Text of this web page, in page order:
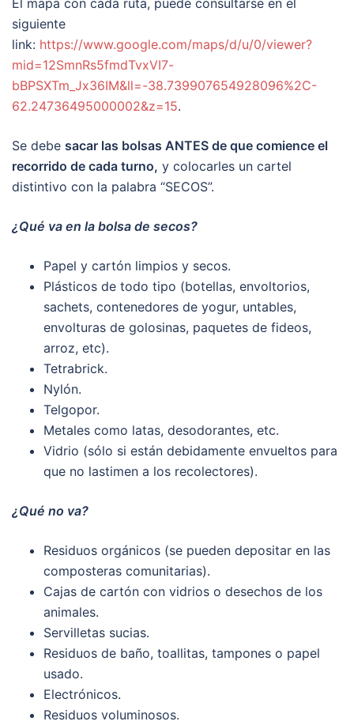
siguiente
link: https://www.google.com/maps/d/u/0/viewer?
mid=12SmnRs5fmdTvxVI7-
bBPSXTm_Jx36IM&ll=-38.739907654928096%2C-
62.24736495000002&z=15.
Se debe sacar las bolsas ANTES de que comience el
recorrido de cada turno, y colocarles un cartel
distintivo con la palabra “SECOS”.
¿Qué va en la bolsa de secos?
Papel y cartón limpios y secos.
Plásticos de todo tipo (botellas, envoltorios,
sachets, contenedores de yogur, untables,
envolturas de golosinas, paquetes de fideos,
arroz, etc).
Tetrabrick.
Nylón.
Telgopor.
Metales como latas, desodorantes, etc.
Vidrio (sólo si están debidamente envueltos para
que no lastimen a los recolectores).
¿Qué no va?
Residuos orgánicos (se pueden depositar en las
composteras comunitarias).
Cajas de cartón con vidrios o desechos de los
animales.
Servilletas sucias.
Residuos de baño, toallitas, tampones o papel
usado.
Electrónicos.
Residuos voluminosos.